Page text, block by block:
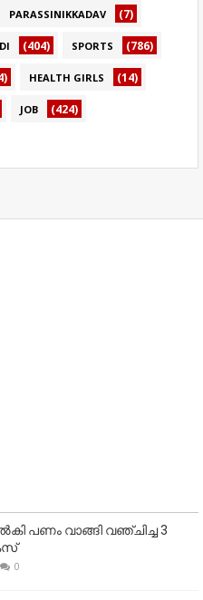
PARASSINIKKADAV (7)
(404) SPORTS (786)
HEALTH GIRLS (14)
JOB (424)
പണം വാങ്ങി വഞ്ചിച്ച 3
0